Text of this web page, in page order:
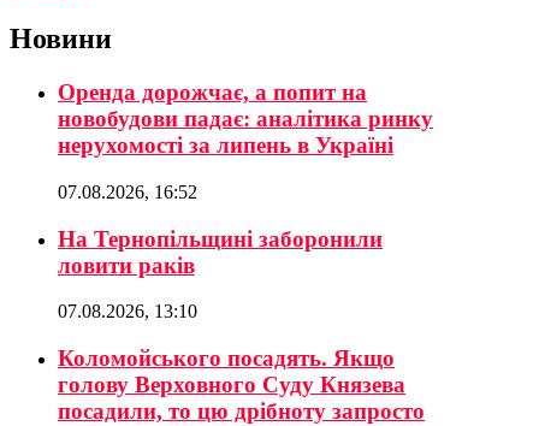
Новини
Оренда дорожчає, а попит на
новобудови падає: аналітика ринку
нерухомості за липень в Україні
07.08.2026, 16:52
На Тернопільщині заборонили
ловити раків
07.08.2026, 13:10
Коломойського посадять. Якщо
голову Верховного Суду Князева
посадили, то цю дрібноту запросто